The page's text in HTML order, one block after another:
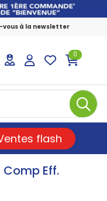
vous à la newsletter
pharmacie en
0
flash
Eff.